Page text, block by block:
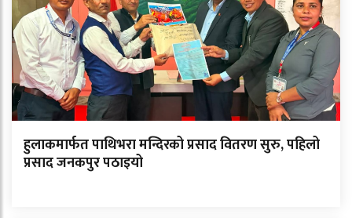
हुलाकमार्फत पाथिभरा मन्दिरको प्रसाद वितरण सुरु, पहिलो
प्रसाद जनकपुर पठाइयो